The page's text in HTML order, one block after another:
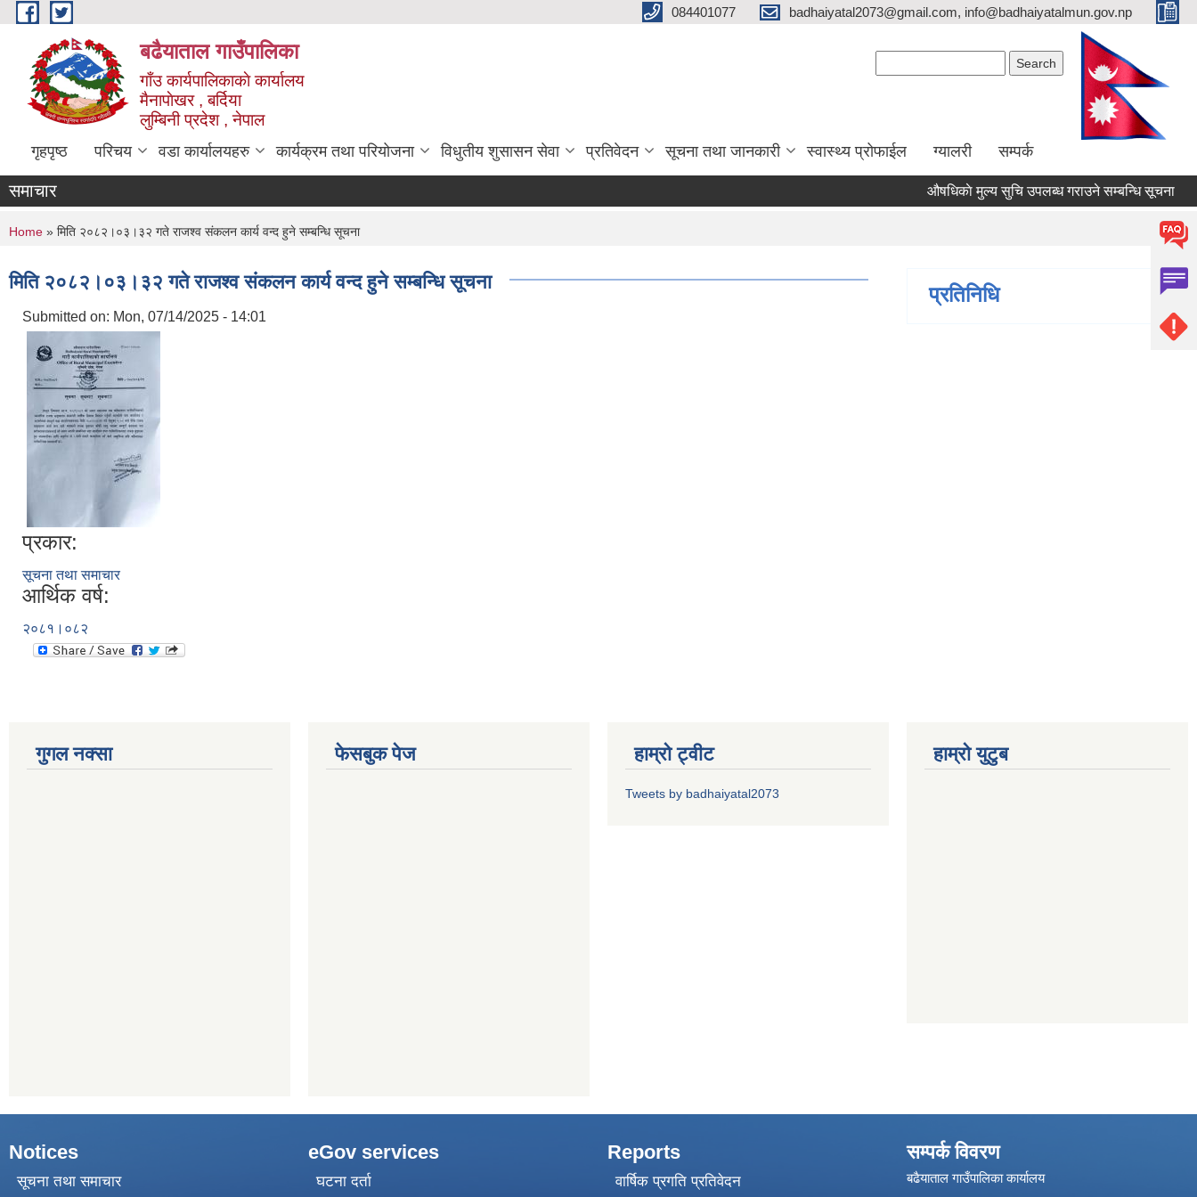
Skip to main content 084401077 badhaiyatal2073@gmail.com, info@badhaiyatalmun.gov.np
बढैयाताल गाउँपालिका
गाँउ कार्यपालिकाकाे कार्यालय
मैनापाेखर , बर्दिया
लुम्बिनी प्रदेश , नेपाल
गृहपृष्ठ परिचय वडा कार्यालयहरु कार्यक्रम तथा परियोजना विधुतीय शुसासन सेवा प्रतिवेदन सूचना तथा जानकारी स्वास्थ्य प्रोफाईल ग्यालरी सम्पर्क
समाचार औषधिकाे मुल्य सुचि उपलब्ध गराउने सम्बन्धि सूचना
You are here
Home » मिति २०८२।०३।३२ गते राजश्व संकलन कार्य वन्द हुने सम्बन्धि सूचना
मिति २०८२।०३।३२ गते राजश्व संकलन कार्य वन्द हुने सम्बन्धि सूचना
Submitted on: Mon, 07/14/2025 - 14:01
प्रकार:
सूचना तथा समाचार
आर्थिक वर्ष:
२०८१।०८२
प्रतिनिधि
गुगल नक्सा फेसबुक पेज हाम्रो ट्वीट
Tweets by badhaiyatal2073
हाम्रो युटुब
Notices
सूचना तथा समाचार
eGov services
घटना दर्ता
Reports
वार्षिक प्रगति प्रतिवेदन
सम्पर्क विवरण
बढैयाताल गाउँपालिका कार्यालय